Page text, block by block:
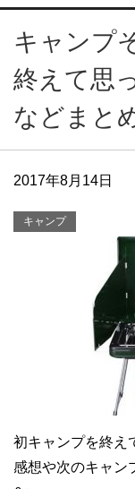
キャンプ
終えて思
などまと
2017年8月14日
キャンプ
初キャンプを終え
感想や次のキャン